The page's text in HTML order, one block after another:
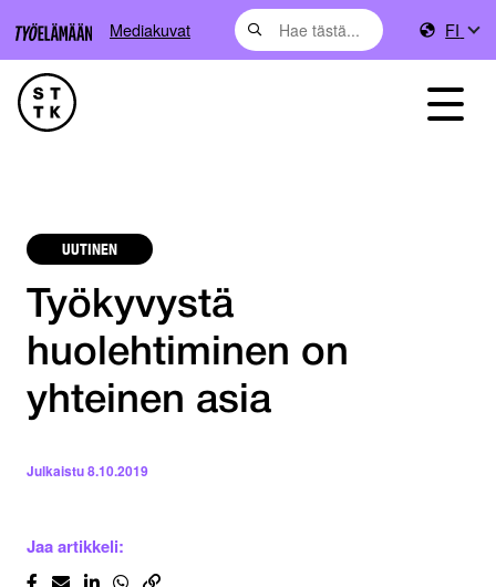
Mediakuvat FI
UUTINEN
Työkyvystä
huolehtiminen on
yhteinen asia
Julkaistu8.10.2019
Jaa artikkeli: